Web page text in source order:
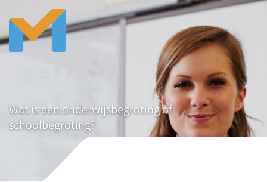
Wat is een onderwijsbegroting of
schoolbegroting?